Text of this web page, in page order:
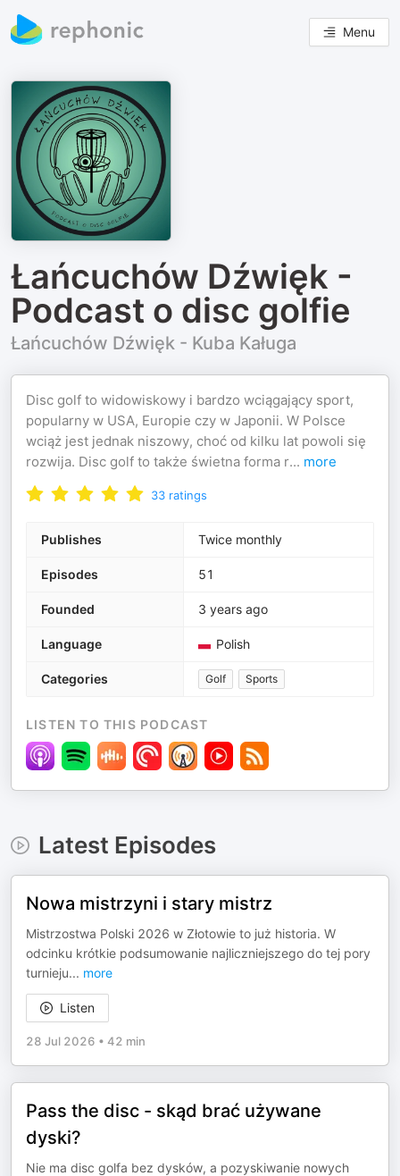
Menu
Łańcuchów Dźwięk -
Podcast o disc golfie
Łańcuchów Dźwięk - Kuba Kaługa
Disc golf to widowiskowy i bardzo wciągający sport,
popularny w USA, Europie czy w Japonii. W Polsce
wciąż jest jednak niszowy, choć od kilku lat powoli się
rozwija. Disc golf to także świetna forma r... more
33 ratings
Publishes Twice monthly
Episodes 51
Founded 3 years ago
Language Polish
Categories Golf Sports
LISTEN TO THIS PODCAST
Latest Episodes
Nowa mistrzyni i stary mistrz
Mistrzostwa Polski 2026 w Złotowie to już historia. W
odcinku krótkie podsumowanie najliczniejszego do tej pory
turnieju... more
Listen
28 Jul 2026 • 42 min
Pass the disc - skąd brać używane
dyski?
Nie ma disc golfa bez dysków, a pozyskiwanie nowych